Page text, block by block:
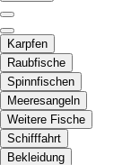
Karpfen
Raubfische
Spinnfischen
Meeresangeln
Weitere Fische
Schifffahrt
Bekleidung